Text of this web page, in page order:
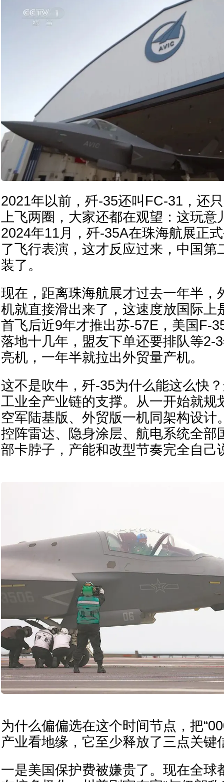
2021年以前，歼-35还叫FC-31，还
上飞两圈，大家还都在观望：这玩意
2024年11月，歼-35A在珠海航展正
了飞行表演，这才反应过来，中国第
装了。
现在，距离珠海航展才过去一年半，
机就直接滑出来了，这速度放国际上
首飞后近9年才推出苏-57E，美国F-
落地十几年，盟友下单还要排队等2-
亮机，一年半就拉出外贸量产机。
这不是吹牛，歼-35为什么能这么快
工业全产业链的支撑。从一开始就规
空军陆基版、外贸版一机同架构设计
控阵雷达、隐身涂层、航电系统全部
部卡脖子，产能和改型节奏完全自己
为什么偏偏选在这个时间节点，把
产业看地缘，它至少释放了三点关键
一是美国保护费被嫌贵了。现在全球